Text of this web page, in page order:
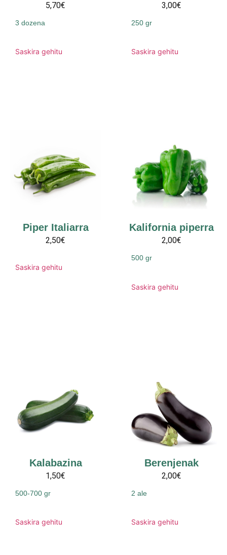
5,70€
3 dozena
Saskira gehitu
3,00€
250 gr
Saskira gehitu
Piper Italiarra
2,50€
Saskira gehitu
Kalifornia piperra
2,00€
500 gr
Saskira gehitu
Kalabazina
1,50€
500-700 gr
Saskira gehitu
Berenjenak
2,00€
2 ale
Saskira gehitu